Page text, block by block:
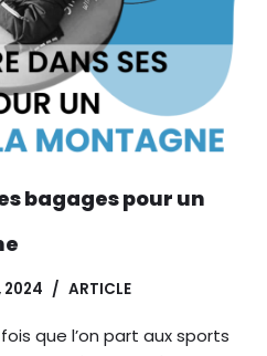
bagages pour un
2024 ARTICLE
que l’on part aux sports